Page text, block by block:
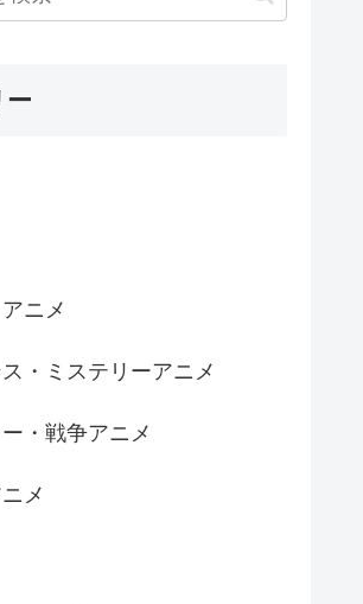
ー
ニメ
・ミステリーアニメ
・戦争アニメ
メ